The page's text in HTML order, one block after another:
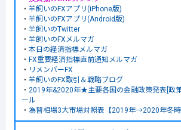
・ 羊飼いのFXアプリ(iPhone版)
・ 羊飼いのFXアプリ(Android版)
・ 羊飼いのTwitter
・ 羊飼いのFXメルマガ
・ 本日の経済指標メルマガ
・ FX重要経済指標直前通知メルマガ
・ リメンバーFX
・ 羊飼いのFX取引＆戦略ブログ
・ 2019年&2020年★主要各国の金融政策発表[政
ール
・ 為替相場3大市場対照表【2019年→2020年冬時